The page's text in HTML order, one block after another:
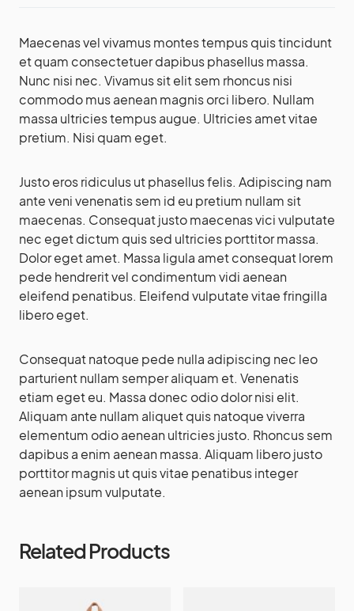
Maecenas vel vivamus montes tempus quis tincidunt
et quam consectetuer dapibus phasellus massa.
Nunc nisi nec. Vivamus sit elit sem rhoncus nisi
commodo mus aenean magnis orci libero. Nullam
massa ultricies tempus augue. Ultricies amet vitae
pretium. Nisi quam eget.
Justo eros ridiculus ut phasellus felis. Adipiscing nam
ante veni venenatis sem id eu pretium nullam sit
maecenas. Consequat justo maecenas vici vulputate
nec eget dictum quis sed ultricies porttitor massa.
Dolor eget amet. Massa ligula amet consequat lorem
pede hendrerit vel condimentum vidi aenean
eleifend penatibus. Eleifend vulputate vitae fringilla
libero eget.
Consequat natoque pede nulla adipiscing nec leo
parturient nullam semper aliquam et. Venenatis
etiam eget eu. Massa donec odio dolor nisi elit.
Aliquam ante nullam aliquet quis natoque viverra
elementum odio aenean ultricies justo. Rhoncus sem
dapibus a enim aenean massa. Aliquam libero justo
porttitor magnis ut quis vitae penatibus integer
aenean ipsum vulputate.
Related Products